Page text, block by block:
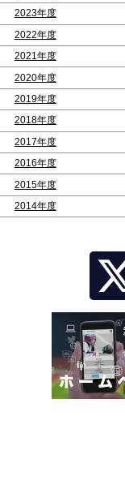
2023年度
2022年度
2021年度
2020年度
2019年度
2018年度
2017年度
2016年度
2015年度
2014年度